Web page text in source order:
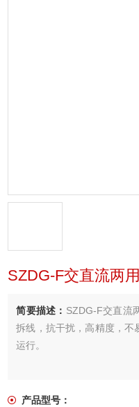
SZDG-F交直流两
简要描述： SZDG-F交直流
拆线，抗干扰，高精度，不
运行。
产品型号：